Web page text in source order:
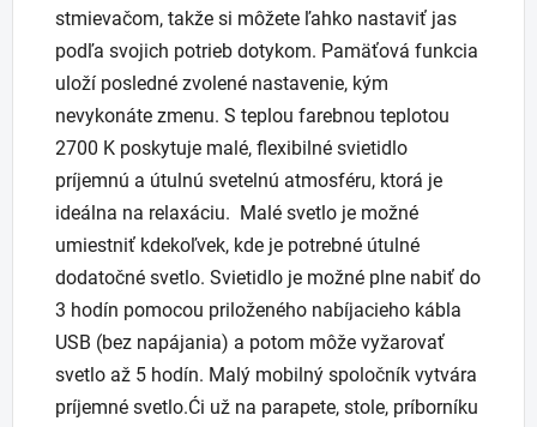
stmievačom, takže si môžete ľahko nastaviť jas
podľa svojich potrieb dotykom. Pamäťová funkcia
uloží posledné zvolené nastavenie, kým
nevykonáte zmenu. S teplou farebnou teplotou
2700 K poskytuje malé, flexibilné svietidlo
príjemnú a útulnú svetelnú atmosféru, ktorá je
ideálna na relaxáciu. Malé svetlo je možné
umiestniť kdekoľvek, kde je potrebné útulné
dodatočné svetlo. Svietidlo je možné plne nabiť do
3 hodín pomocou priloženého nabíjacieho kábla
USB (bez napájania) a potom môže vyžarovať
svetlo až 5 hodín. Malý mobilný spoločník vytvára
príjemné svetlo.Ći už na parapete, stole, príborníku